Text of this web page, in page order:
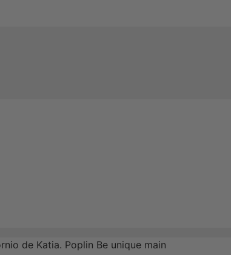
de Katia. Poplin Be unique main